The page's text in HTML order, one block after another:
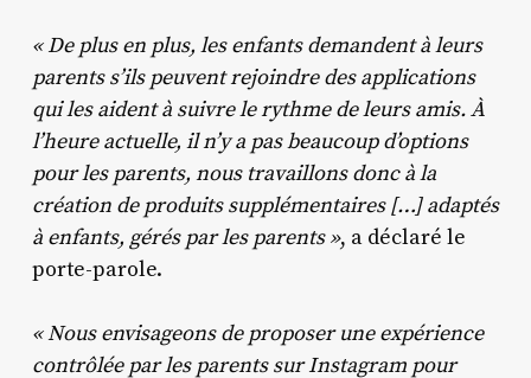
« De plus en plus, les enfants demandent à leurs
parents s’ils peuvent rejoindre des applications
qui les aident à suivre le rythme de leurs amis. À
l’heure actuelle, il n’y a pas beaucoup d’options
pour les parents, nous travaillons donc à la
création de produits supplémentaires […] adaptés
à enfants, gérés par les parents », a déclaré le
porte-parole.
« Nous envisageons de proposer une expérience
contrôlée par les parents sur Instagram pour